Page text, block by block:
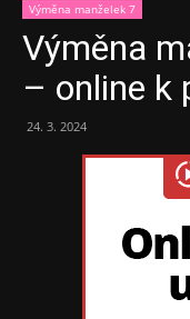
Výměna manželek 7
Výměna
– online k
24. 3. 2024